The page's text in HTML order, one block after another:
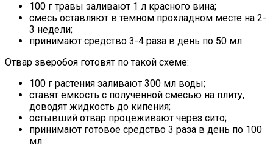
100 г травы заливают 1 л красного вина;
смесь оставляют в темном прохладном месте на 2-
3 недели;
принимают средство 3-4 раза в день по 50 мл.
Отвар зверобоя готовят по такой схеме:
100 г растения заливают 300 мл воды;
ставят емкость с полученной смесью на плиту,
доводят жидкость до кипения;
остывший отвар процеживают через сито;
принимают готовое средство 3 раза в день по 100
мл.